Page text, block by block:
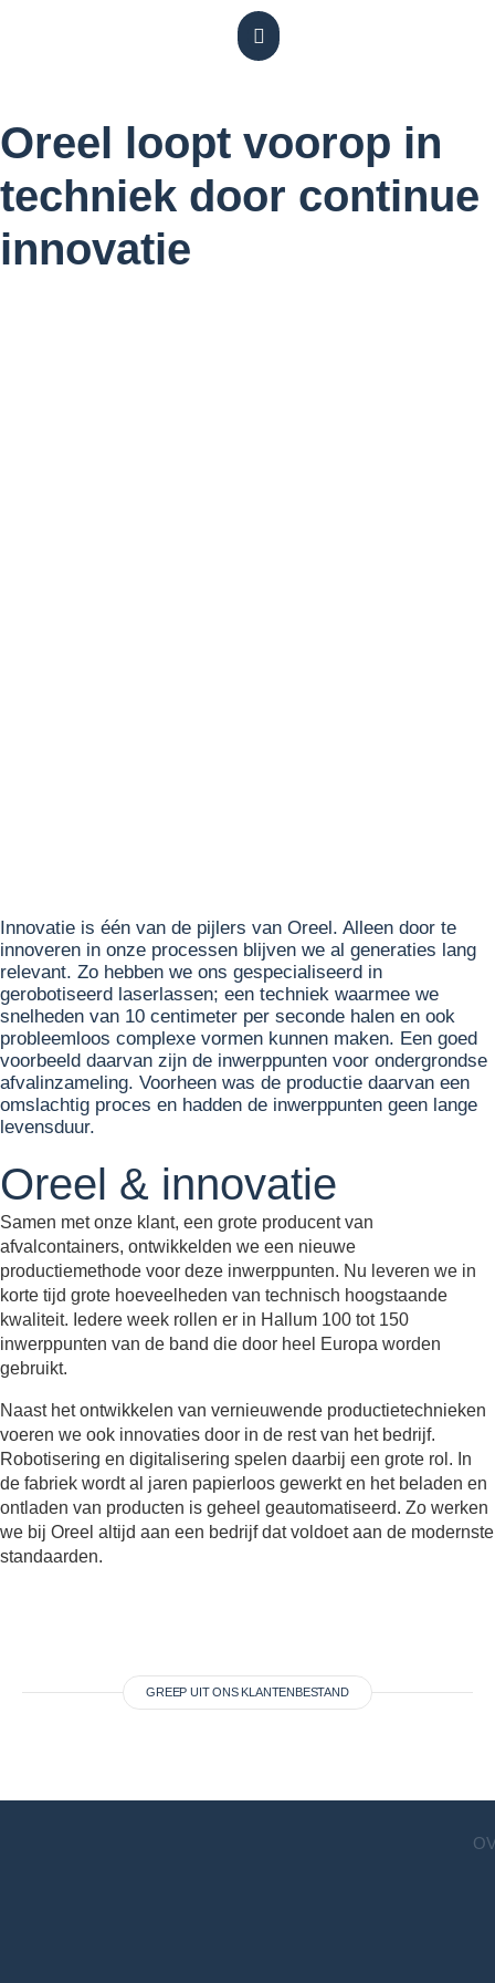
Oreel loopt voorop in
techniek door continue
innovatie
Innovatie is één van de pijlers van Oreel. Alleen door te
innoveren in onze processen blijven we al generaties lang
relevant. Zo hebben we ons gespecialiseerd in
gerobotiseerd laserlassen; een techniek waarmee we
snelheden van 10 centimeter per seconde halen en ook
probleemloos complexe vormen kunnen maken. Een goed
voorbeeld daarvan zijn de inwerppunten voor ondergrondse
afvalinzameling. Voorheen was de productie daarvan een
omslachtig proces en hadden de inwerppunten geen lange
levensduur.
Oreel & innovatie
Samen met onze klant, een grote producent van
afvalcontainers, ontwikkelden we een nieuwe
productiemethode voor deze inwerppunten. Nu leveren we in
korte tijd grote hoeveelheden van technisch hoogstaande
kwaliteit. Iedere week rollen er in Hallum 100 tot 150
inwerppunten van de band die door heel Europa worden
gebruikt.
Naast het ontwikkelen van vernieuwende productietechnieken
voeren we ook innovaties door in de rest van het bedrijf.
Robotisering en digitalisering spelen daarbij een grote rol. In
de fabriek wordt al jaren papierloos gewerkt en het beladen en
ontladen van producten is geheel geautomatiseerd. Zo werken
we bij Oreel altijd aan een bedrijf dat voldoet aan de modernste
standaarden.
GREEP UIT ONS KLANTENBESTAND